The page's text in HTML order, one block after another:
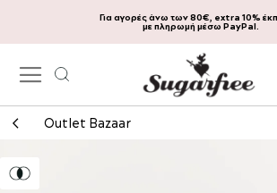
Μετάβαση
περιεχόμενο
Για αγορές άνω των 80€, extra 10%
με πληρωμή μέσω PayPal.
Outlet Bazaar
στο
τέλος